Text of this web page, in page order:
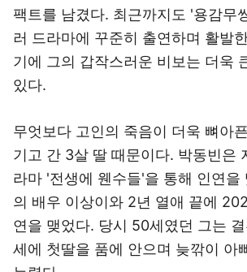
팩트를 남겼다. 최근까지도 '용감무
러 드라마에 꾸준히 출연하며 활발
기에 그의 갑작스러운 비보는 더욱
있다.
무엇보다 고인의 죽음이 더욱 뼈아
기고 간 3살 딸 때문이다. 박동빈은
라마 '전생에 웬수들'을 통해 인연을
의 배우 이상이와 2년 열애 끝에
연을 맺었다. 당시 50세였던 그는
세에 첫딸을 품에 안으며 늦깎이 아